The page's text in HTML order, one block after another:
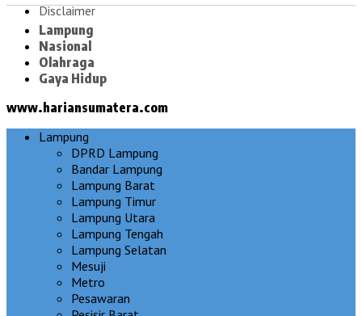
Disclaimer
Lampung
Nasional
Olahraga
Gaya Hidup
www.hariansumatera.com
Lampung
DPRD Lampung
Bandar Lampung
Lampung Barat
Lampung Timur
Lampung Utara
Lampung Tengah
Lampung Selatan
Mesuji
Metro
Pesawaran